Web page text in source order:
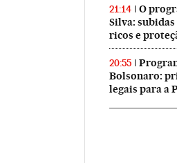
21:14
O
Silva:
ricos e
20:55
Bolsonaro:
legais para a